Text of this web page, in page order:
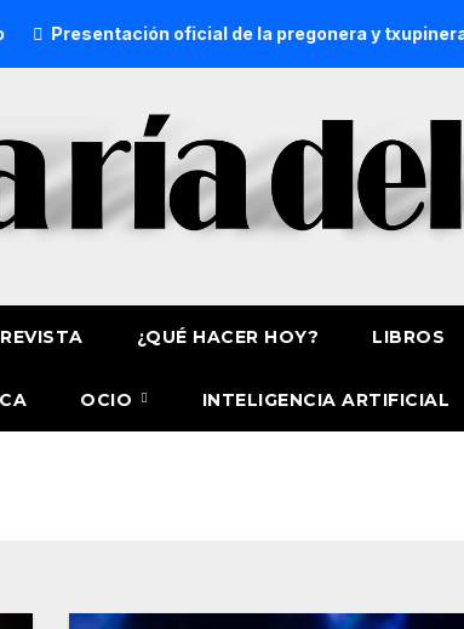
oficial de la pregonera y txupinera de Aste Nagusia
¿QUÉ HACER HOY? LIBROS
OCIO INTELIGENCIA ARTIFICIAL